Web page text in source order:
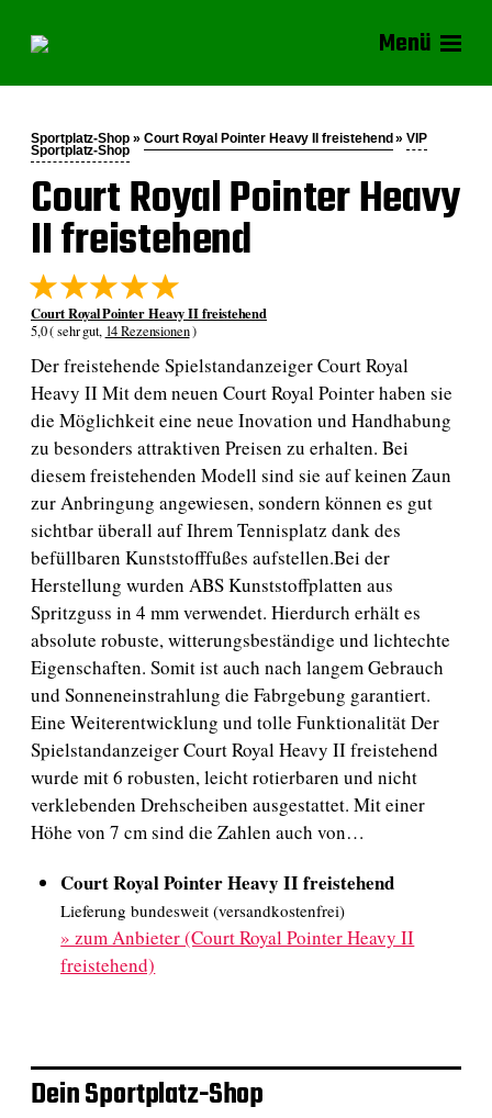
Menü
Sportplatz-Shop » Court Royal Pointer Heavy II freistehend»VIP
Sportplatz-Shop
Court Royal Pointer Heavy
II freistehend
Court Royal Pointer Heavy II freistehend
5,0 ( sehr gut, 14 Rezensionen)
Der freistehende Spielstandanzeiger Court Royal
Heavy II Mit dem neuen Court Royal Pointer haben sie
die Möglichkeit eine neue Inovation und Handhabung
zu besonders attraktiven Preisen zu erhalten. Bei
diesem freistehenden Modell sind sie auf keinen Zaun
zur Anbringung angewiesen, sondern können es gut
sichtbar überall auf Ihrem Tennisplatz dank des
befüllbaren Kunststofffußes aufstellen.Bei der
Herstellung wurden ABS Kunststoffplatten aus
Spritzguss in 4 mm verwendet. Hierdurch erhält es
absolute robuste, witterungsbeständige und lichtechte
Eigenschaften. Somit ist auch nach langem Gebrauch
und Sonneneinstrahlung die Fabrgebung garantiert.
Eine Weiterentwicklung und tolle Funktionalität Der
Spielstandanzeiger Court Royal Heavy II freistehend
wurde mit 6 robusten, leicht rotierbaren und nicht
verklebenden Drehscheiben ausgestattet. Mit einer
Höhe von 7 cm sind die Zahlen auch von…
Court Royal Pointer Heavy II freistehend
Lieferung bundesweit (versandkostenfrei)
»zum Anbieter (Court Royal Pointer Heavy II
freistehend)
Dein Sportplatz-Shop